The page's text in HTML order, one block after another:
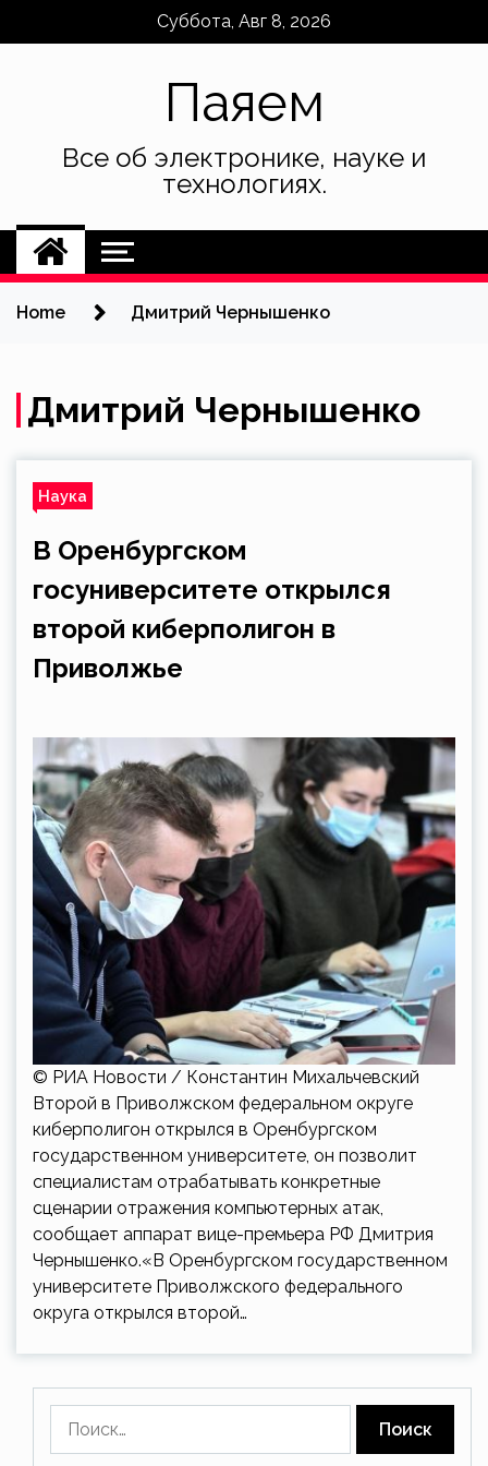
Суббота, Авг 8, 2026
Паяем
Все об электронике, науке и
технологиях.
Home Дмитрий Чернышенко
Дмитрий Чернышенко
Наука
В Оренбургском
госуниверситете открылся
второй киберполигон в
Приволжье
© РИА Новости / Константин Михальчевский
Второй в Приволжском федеральном округе
киберполигон открылся в Оренбургском
государственном университете, он позволит
специалистам отрабатывать конкретные
сценарии отражения компьютерных атак,
сообщает аппарат вице-премьера РФ Дмитрия
Чернышенко.«В Оренбургском государственном
университете Приволжского федерального
округа открылся второй…